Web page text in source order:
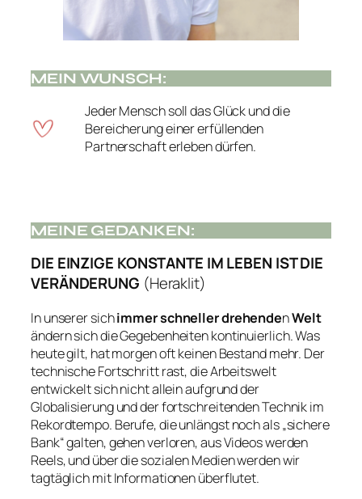
MEIN WUNSCH:
Jeder Mensch soll das Glück und die
Bereicherung einer erfüllenden
Partnerschaft erleben dürfen.
MEINE GEDANKEN:
DIE EINZIGE KONSTANTE IM LEBEN IST DIE
VERÄNDERUNG (Heraklit)
In unserer sichimmer schneller drehendenWelt
ändern sich die Gegebenheiten kontinuierlich. Was
heute gilt, hat morgen oft keinen Bestand mehr. Der
technische Fortschritt rast, die Arbeitswelt
entwickelt sich nicht allein aufgrund der
Globalisierung und der fortschreitenden Technik im
Rekordtempo. Berufe, die unlängst noch als „sichere
Bank“ galten, gehen verloren, aus Videos werden
Reels, und über die sozialen Medien werden wir
tagtäglich mit Informationen überflutet.